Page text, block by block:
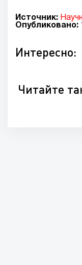
Источник:
Опубликовано:
Интересно:
Читайте